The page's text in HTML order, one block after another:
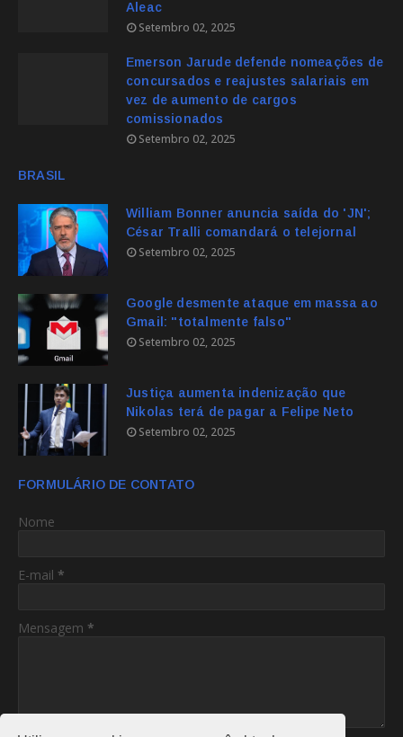
Aleac
Setembro 02, 2025
Emerson Jarude defende nomeações de
concursados e reajustes salariais em
vez de aumento de cargos
comissionados
Setembro 02, 2025
BRASIL
William Bonner anuncia saída do 'JN';
César Tralli comandará o telejornal
Setembro 02, 2025
Google desmente ataque em massa ao
Gmail: "totalmente falso"
Setembro 02, 2025
Justiça aumenta indenização que
Nikolas terá de pagar a Felipe Neto
Setembro 02, 2025
FORMULÁRIO DE CONTATO
Nome
E-mail *
Mensagem *